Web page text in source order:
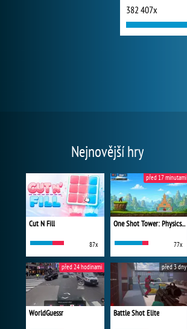
382 407x
Nejnovější hry
Cut N Fill
87x
One Shot Tower: Physics Destroyer
77x
před 17 minutami
WorldGuessr
před 24 hodinami
Battle Shot Elite
před 3 dny